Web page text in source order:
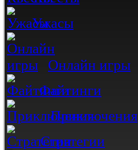
Ужасы
Онлайн игры
Файтинги
Приключения
Стратегии